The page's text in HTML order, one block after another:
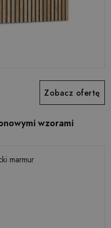
Zobacz ofertę
wzorami